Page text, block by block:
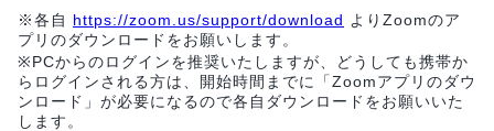
※各自 https://zoom.us/support/download よりZoomのア
プリのダウンロードをお願いします。
※PCからのログインを推奨いたしますが、どうしても携帯か
らログインされる方は、開始時間までに「Zoomアプリのダウ
ンロード」が必要になるので各自ダウンロードをお願いいた
します。